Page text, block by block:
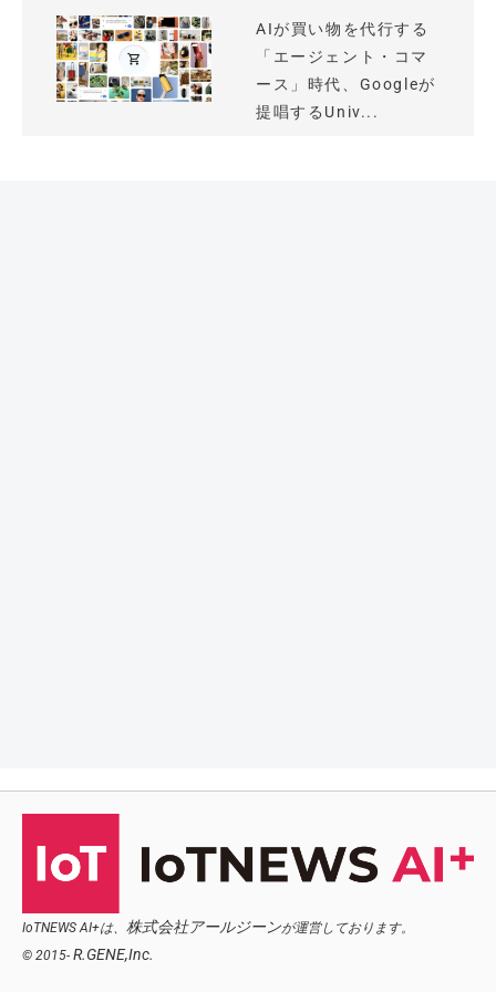
AIが買い物を代行する
「エージェント・コマ
ース」時代、Googleが
提唱するUniv...
IoTNEWS AI+は、 株式会社アールジーンが運営しております。
© 2015- R.GENE,Inc.